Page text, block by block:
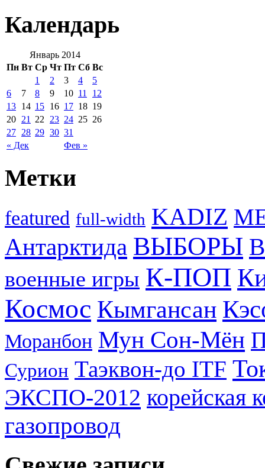
Календарь
Январь 2014
Пн Вт Ср Чт Пт Сб Вс
« Дек Фев »
1 2 3 4
5
6
7 8 9 10 11
12
13 14 15 16 17 18 19
20 21 22 23 24 25 26
27 28 29 30 31
Метки
featured full-width KADIZ
Антарктида ВЫБОРЫ
военные игры К-ПОП
Космос Кымгансан
Моранбон Мун Сон-Мён
Сурион Таэквон-до ITF
ЭКСПО-2012 корейская
газопровод